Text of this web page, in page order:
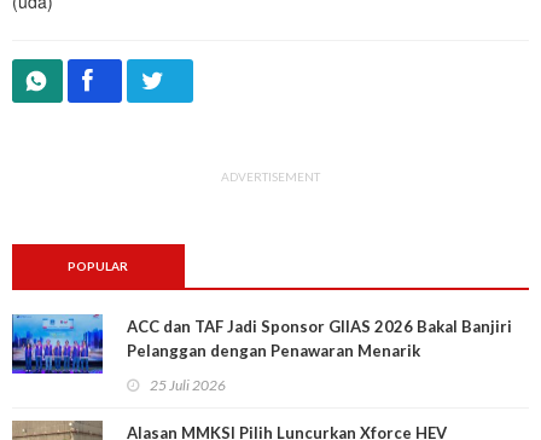
ADVERTISEMENT
POPULAR
ACC dan TAF Jadi Sponsor GIIAS 2026 Bakal Banjiri
Pelanggan dengan Penawaran Menarik
25 Juli 2026
Alasan MMKSI Pilih Luncurkan Xforce HEV